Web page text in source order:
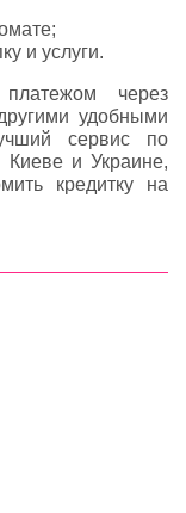
и услуги.
через
удобными
сервис по
Киеве и Украине,
кредитку на